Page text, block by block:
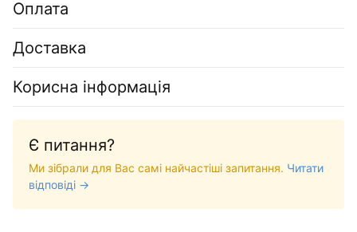
Оплата
Доставка
Корисна інформація
Є питання?
Ми зібрали для Вас самі найчастіші запитання. Читати
відповіді →